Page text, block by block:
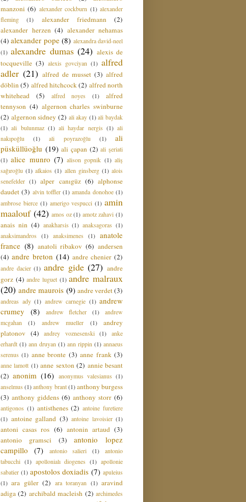
manzoni (6) alexander cockburn (1) alexander
fleming
(1) alexander friedmann
(2)
alexander herzen (4) alexander nehamas
(4) alexander pope (8) alexandra david-neel
(1) alexandre dumas (24) alexis de
tocqueville (3) alexis govciyan (1) alfred
adler (21) alfred de musset (3) alfred
döblin (5) alfred hitchcock(2) alfred north
whitehead
(5) alfred noyes (1)
alfred
tennyson (4) algernon charles swinburne
(2) algernon sidney (2) ali akay (1) ali baydak
(1) ali bulunmaz (1) ali haydar nergis (1) ali
nakıpoğlu
(1) ali poyrazoğlu (1)
ali
püsküllüoğlu (19) ali çapan (2) ali şeriati
(1) alice munro (7) alison gopnik (1) aliş
sağıroğlu (1) alkaios (1) allen ginsberg (1) alois
senefelder (1) alper canıgüz (6) alphonse
daudet (3) alvin toffler (1) amanda donohoe (1)
ambrose bierce (1) amerigo vespucci (1) amin
maalouf (42) amos oz (1) amotz zahavi (1)
anais nin (4) anakharsis (1) anaksagoras (1)
anaksimandros
(1) anaksimenes (1) anatole
france (8) anatoli ribakov (6) andersen
(4) andre breton (14) andre chenier (2)
andre dacier (1) andre gide (27) andre
gorz (4) andre luguet (1) andre malraux
(20) andre maurois (9) andre verdet(3)
andreas ady (1) andrew carnegie (1) andrew
crumey
(8) andrew fletcher (1)
andrew
mcgahan
(1) andrew mueller (1)
andrey
platonov (4) andrey voznesenski (1)
anke
erhardt (1) ann druyan (1) ann rippin (1) annaeus
serenus (1) anne bronte (3) anne frank (3)
anne lamott (1) anne sexton (2) annie besant
(2) anonim (16) anonymus valesianus (1)
anselmus (1) anthony brant (1) anthony burgess
(3) anthony giddens (6) anthony storr (6)
antigonos (1) antisthenes (2) antoine furetiere
(1) antoine galland (3) antoine lavoisier (1)
antoni casas ros (6) antonin artaud (3)
antonio gramsci
(3)
antonio lopez
campillo
(7) antonio salieri (1)
antonio
tabucchi (1) apollonialı diogenes (1) apollonie
sabatier (1) apostolos doxiadis (7) apuleius
(1) ara güler (2) ara toranyan (1) aravind
adiga (2) archibald macleish (2) archimedes